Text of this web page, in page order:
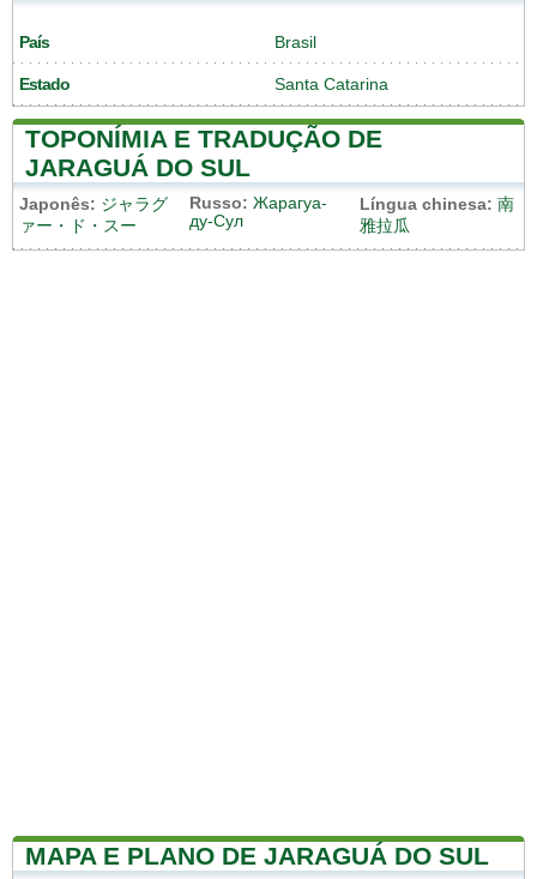
País Brasil
Estado Santa Catarina
TOPONÍMIA E TRADUÇÃO DE
JARAGUÁ DO SUL
Japonês: ジャラグ
ァー・ド・スー
Russo: Жарагуа-
ду-Сул
Língua chinesa: 南
雅拉瓜
MAPA E PLANO DE JARAGUÁ DO SUL